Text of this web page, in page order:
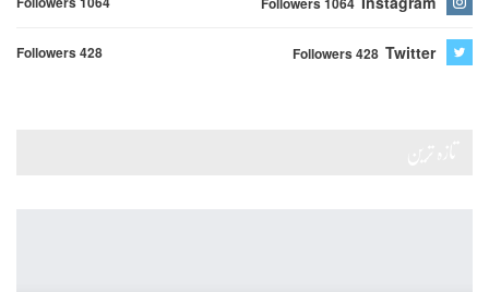
Twitter
Followers 428
Followers 428